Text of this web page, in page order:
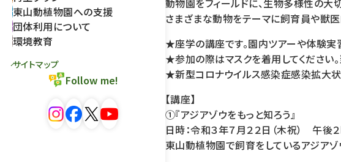
東山動植物園への支援
団体利用について
環境教育
サイトマップ
Follow me!
動物園をフィールドに、生物多様性の大
さまざまな動物をテーマに飼育員や獣医
★座学の講座です。園内ツアーや体験実
★参加の際はマスクを着用してください
★新型コロナウイルス感染症感染拡大状
【講座】
①『アジアゾウをもっと知ろう』
日時：令和３年７月２２日（木祝） 午後
東山動植物園で飼育をしているアジアゾ